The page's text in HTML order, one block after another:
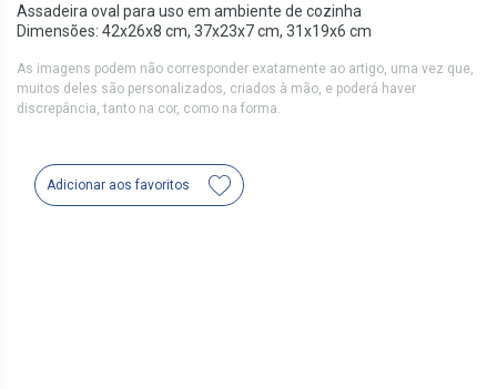
Assadeira oval para uso em ambiente de cozinha
Dimensões: 42x26x8 cm, 37x23x7 cm, 31x19x6 cm
As imagens podem não corresponder exatamente ao artigo, uma vez que,
muitos deles são personalizados, criados à mão, e poderá haver
discrepância, tanto na cor, como na forma.
Adicionar aos favoritos